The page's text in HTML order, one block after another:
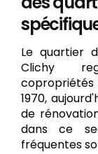
Le quartier
Clichy
copropriétés
1970,
de
dans ce
fréquentes